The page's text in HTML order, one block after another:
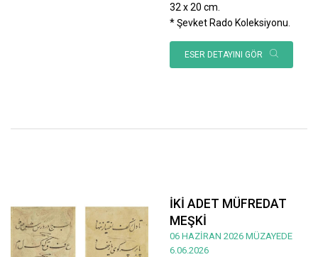
32 x 20 cm.
* Şevket Rado Koleksiyonu.
ESER DETAYINI GÖR
İKİ ADET MÜFREDAT
MEŞKİ
06 HAZİRAN 2026 MÜZAYEDE
6.06.2026